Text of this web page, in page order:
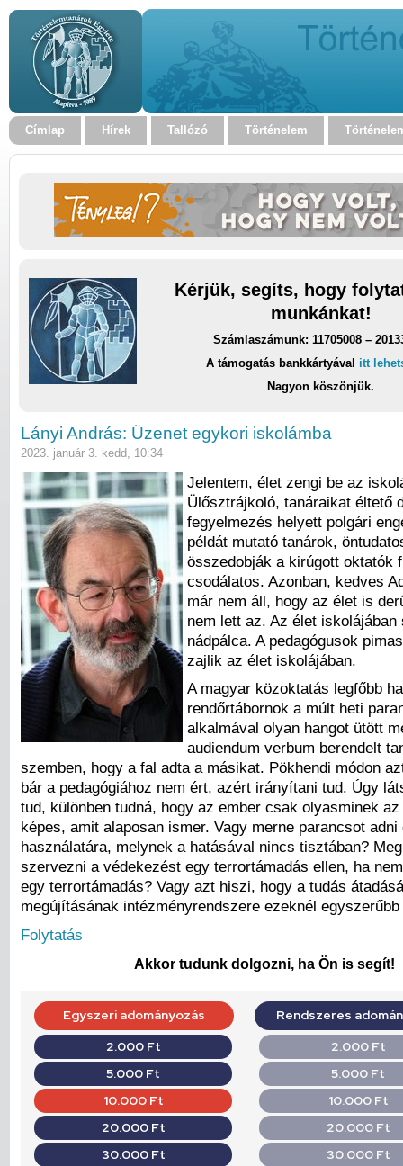
Címlap Hírek Tallózó Történelem
Kérjük, segíts, hogy
munkánkat!
Számlaszámunk: 11705008 –
A támogatás bankkártyával itt
Nagyon köszönjük.
Lányi András: Üzenet egykori iskolámba
2023. január 3. kedd, 10:34
Jelentem, élet zengi be az
Ülősztrájkoló, tanáraikat éltető
fegyelmezés helyett polgári
példát mutató tanárok,
összedobják a kirúgott oktatók
csodálatos. Azonban, kedves
már nem áll, hogy az élet is
nem lett az. Az élet iskolájában
nádpálca. A pedagógusok
zajlik az élet iskolájában.
A magyar közoktatás legfőbb
rendőrtábornok a múlt heti
alkalmával olyan hangot ütött
audiendum verbum berendelt
szemben, hogy a fal adta a másikat. Pökhendi módon
bár a pedagógiához nem ért, azért irányítani tud. Úgy
tud, különben tudná, hogy az ember csak olyasminek
képes, amit alaposan ismer. Vagy merne parancsot
használatára, melynek a hatásával nincs tisztában?
szervezni a védekezést egy terrortámadás ellen, ha
egy terrortámadás? Vagy azt hiszi, hogy a tudás
megújításának intézményrendszere ezeknél
Folytatás
Akkor tudunk dolgozni, ha Ön is segít!